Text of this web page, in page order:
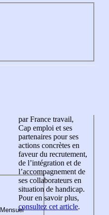
par France travail,
Cap emploi et ses
partenaires pour ses
actions concrètes en
faveur du recrutement,
de l’intégration et de
l’accompagnement de
ses collaborateurs en
situation de handicap.
Pour en savoir plus,
consultez cet article.